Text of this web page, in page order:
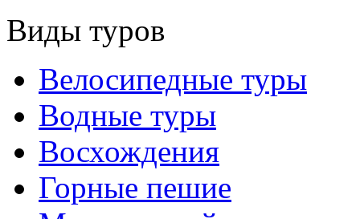
Виды туров
Велосипедные туры
Водные туры
Восхождения
Горные пешие